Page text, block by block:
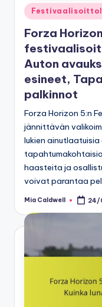
Posted
in
Forza
Auton
esineet,
palkinnot
Forza Horizon 5:n
jännittävän
lukien
haasteita ja
voivat parantaa
Posted
Mia Caldwell 24/